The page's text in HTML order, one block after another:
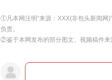
①凡本网注明“来源：XXX(非包头新闻网
负责。
②鉴于本网发布的部分图文、视频稿件来